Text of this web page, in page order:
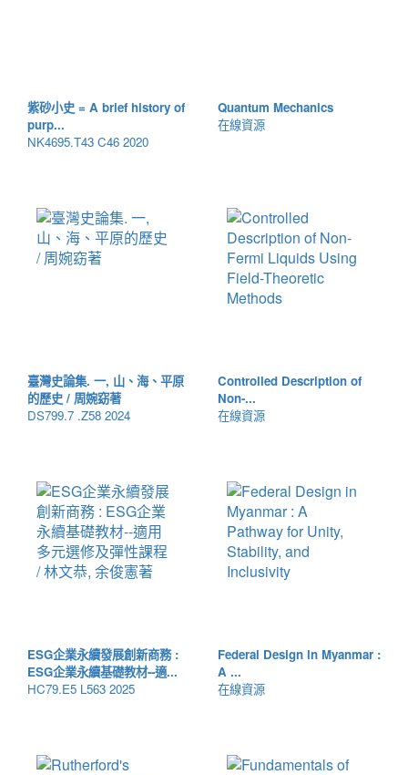
紫砂小史 = A brief history of
purp...
NK4695.T43 C46 2020
Quantum Mechanics
在線資源
臺灣史論集. 一, 山、海、平原
的歷史 / 周婉窈著
DS799.7 .Z58 2024
Controlled Description of
Non-...
在線資源
ESG企業永續發展創新商務 :
ESG企業永續基礎教材--適...
HC79.E5 L563 2025
Federal Design in Myanmar :
A ...
在線資源